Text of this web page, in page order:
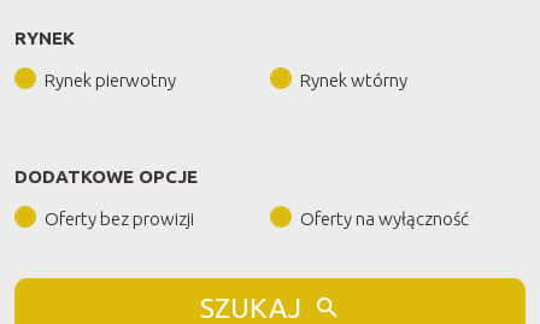
RYNEK
Rynek pierwotny Rynek wtórny
DODATKOWE OPCJE
Oferty bez prowizji Oferty na wyłączność
SZUKAJ